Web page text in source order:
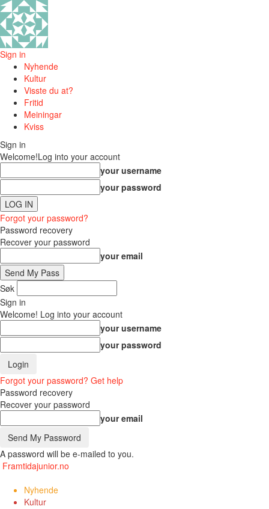
Sign in
Nyhende
Kultur
Visste du at?
Fritid
Meiningar
Kviss
Sign in
Welcome!Log into your account
your username
your password
Forgot your password?
Password recovery
Recover your password
your email
Søk
Sign in
Welcome! Log into your account
your username
your password
Forgot your password? Get help
Password recovery
Recover your password
your email
A password will be e-mailed to you.
Framtidajunior.no
Nyhende
Kultur